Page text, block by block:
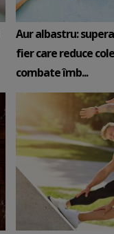
Aur albastru:
fier care reduce
combate îmb...